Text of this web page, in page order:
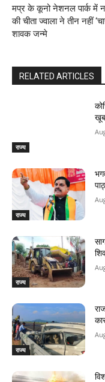
मप्र के कूनो नेशनल पार्क में
की चीता ज्वाला ने तीन नहीं
शावक जन्मे
RELATED ARTICLES
राज्य
खूब
राज्य
राज्य
राज्य